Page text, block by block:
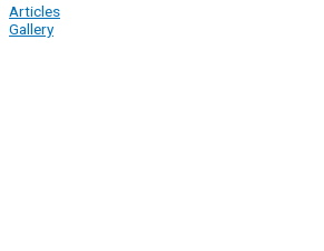
Articles
Gallery